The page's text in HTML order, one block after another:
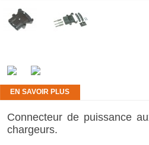
EN SAVOIR PLUS
Connecteur de puissance
chargeurs.